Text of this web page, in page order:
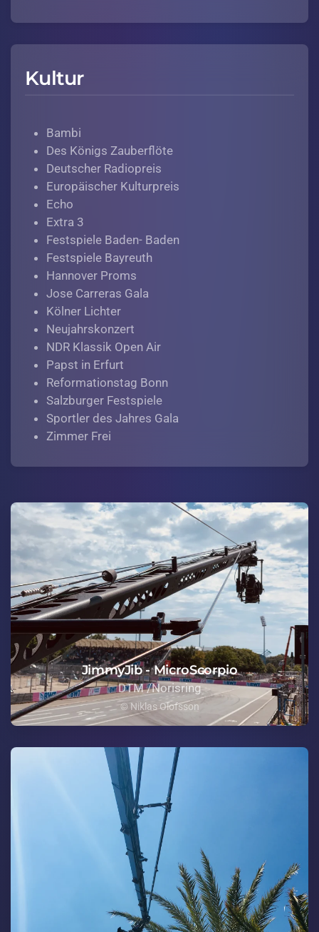
Kultur
Bambi
Des Königs Zauberflöte
Deutscher Radiopreis
Europäischer Kulturpreis
Echo
Extra 3
Festspiele Baden- Baden
Festspiele Bayreuth
Hannover Proms
Jose Carreras Gala
Kölner Lichter
Neujahrskonzert
NDR Klassik Open Air
Papst in Erfurt
Reformationstag Bonn
Salzburger Festspiele
Sportler des Jahres Gala
Zimmer Frei
JimmyJib - MicroScorpio
DTM /Norisring
© Niklas Olofsson